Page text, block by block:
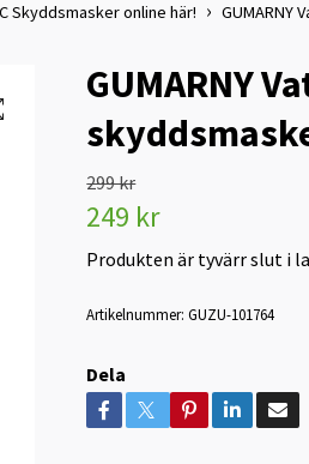
Skyddsmasker online här! GUMARNY
GUMARNY
299 kr
249 kr
Produkten är tyvärr slut i
Artikelnummer: GUZU-101764
Dela